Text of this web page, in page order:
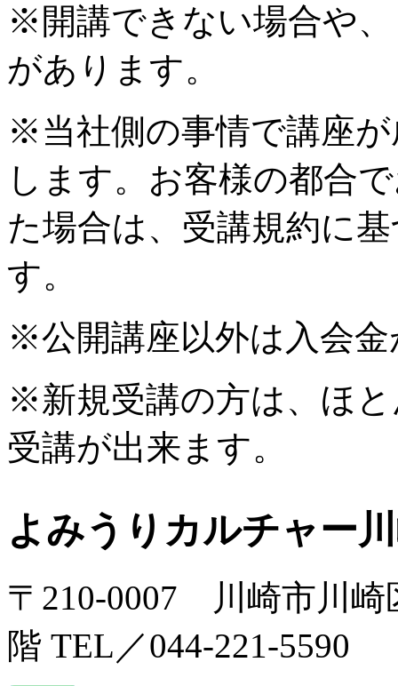
※開講できない場合や
があります。
※当社側の事情で講座
します。お客様の都合
た場合は、受講規約に
す。
※公開講座以外は入会
※新規受講の方は、ほ
受講が出来ます。
よみうりカルチャー
〒210-0007 川崎市川崎
階 TEL／044-221-5590